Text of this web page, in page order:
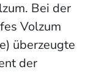
Bei der
Volzum
überzeugte
der